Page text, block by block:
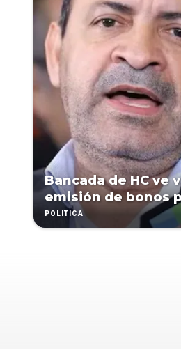
Bancada de HC ve
emisión de bonos
POLÍTICA